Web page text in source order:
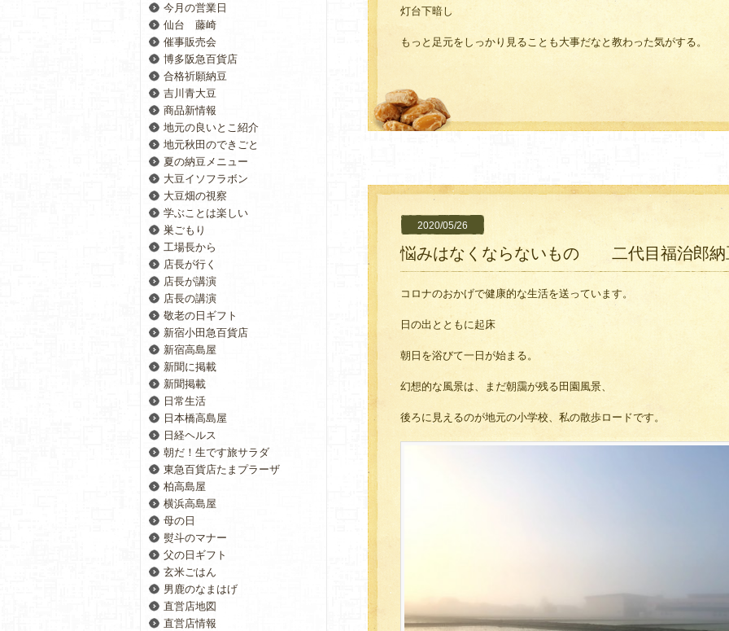
灯台下暗し
もっと足元をしっかり見ることも大事だなと教わった気がする。
2020/05/26
悩みはなくならないもの 二代目福治郎納
コロナのおかげで健康的な生活を送っています。
日の出とともに起床
朝日を浴びて一日が始まる。
幻想的な風景は、まだ朝靄が残る田園風景、
後ろに見えるのが地元の小学校、私の散歩ロードです。
今月の営業日
仙台 藤崎
催事販売会
博多阪急百貨店
合格祈願納豆
吉川青大豆
商品新情報
地元の良いとこ紹介
地元秋田のできごと
夏の納豆メニュー
大豆イソフラボン
大豆畑の視察
学ぶことは楽しい
巣ごもり
工場長から
店長が行く
店長が講演
店長の講演
敬老の日ギフト
新宿小田急百貨店
新宿高島屋
新聞に掲載
新聞掲載
日常生活
日本橋高島屋
日経ヘルス
朝だ！生です旅サラダ
東急百貨店たまプラーザ
柏高島屋
横浜高島屋
母の日
熨斗のマナー
父の日ギフト
玄米ごはん
男鹿のなまはげ
直営店地図
直営店情報